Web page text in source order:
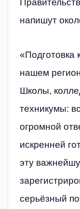
напишут
«Подготовка
нашем
Школы,
техникумы:
огромной
искренней
эту
серьёзный